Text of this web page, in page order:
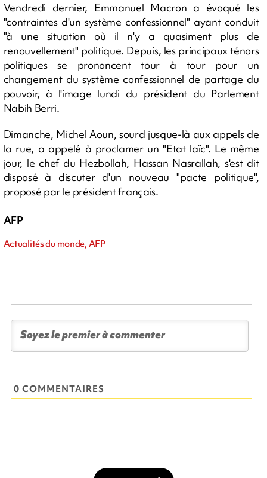
Vendredi dernier, Emmanuel Macron a évoqué les
"contraintes d'un système confessionnel" ayant conduit
"à une situation où il n'y a quasiment plus de
renouvellement" politique. Depuis, les principaux ténors
politiques se prononcent tour à tour pour un
changement du système confessionnel de partage du
pouvoir, à l'image lundi du président du Parlement
Nabih Berri.
Dimanche, Michel Aoun, sourd jusque-là aux appels de
la rue, a appelé à proclamer un "Etat laïc". Le même
jour, le chef du Hezbollah, Hassan Nasrallah, s'est dit
disposé à discuter d'un nouveau "pacte politique",
proposé par le président français.
AFP
Actualités du monde, AFP
0 COMMENTAIRES